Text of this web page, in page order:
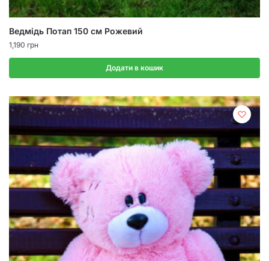
Ведмідь Потап 150 см Рожевий
1,190 грн
Додати в кошик